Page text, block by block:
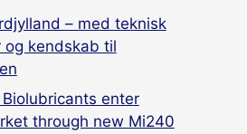
– med teknisk
kendskab til
enter
through new Mi240